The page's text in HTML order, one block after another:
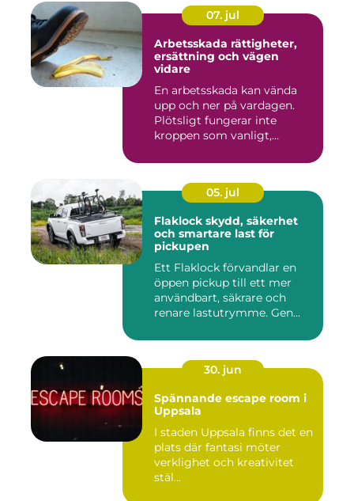
07. jul
Arbetsskada rättigheter,
ersättning och vägen
vidare
En arbetsskada kan vända
upp och ner på vardagen.
Plötsligt fungerar inte
kroppen som vanligt,
05. jul
Flaklock skydd, säkerhet
och smartare last för
pickupen
Ett Flaklock förvandlar en
öppen pickup till ett mer
användbart, säkrare och
renare lastutrymme. Gen...
30. jun
Spännande escape room i
Uppsala
I staden Uppsala finns det en
plats där fantasi möter
verklighet och kreativitet
stäl...